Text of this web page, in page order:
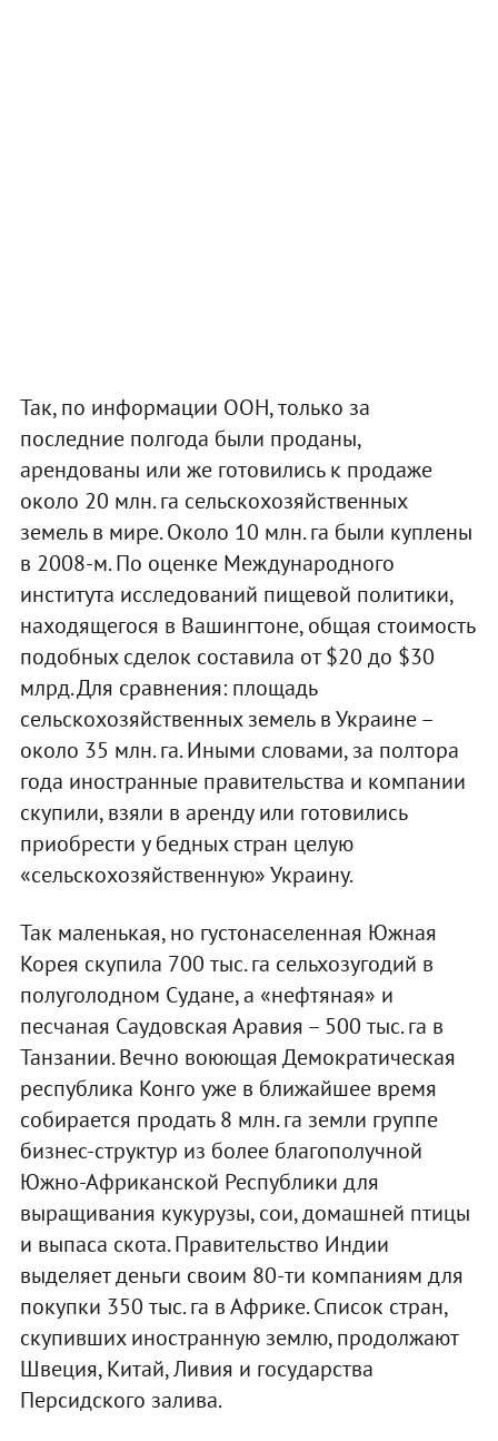
Так, по информации ООН, только за
последние полгода были проданы,
арендованы или же готовились к продаже
около 20 млн. га сельскохозяйственных
земель в мире. Около 10 млн. га были куплены
в 2008-м. По оценке Международного
института исследований пищевой политики,
находящегося в Вашингтоне, общая стоимость
подобных сделок составила от $20 до $30
млрд. Для сравнения: площадь
сельскохозяйственных земель в Украине –
около 35 млн. га. Иными словами, за полтора
года иностранные правительства и компании
скупили, взяли в аренду или готовились
приобрести у бедных стран целую
«сельскохозяйственную» Украину.
Так маленькая, но густонаселенная Южная
Корея скупила 700 тыс. га сельхозугодий в
полуголодном Судане, а «нефтяная» и
песчаная Саудовская Аравия – 500 тыс. га в
Танзании. Вечно воюющая Демократическая
республика Конго уже в ближайшее время
собирается продать 8 млн. га земли группе
бизнес-структур из более благополучной
Южно-Африканской Республики для
выращивания кукурузы, сои, домашней птицы
и выпаса скота. Правительство Индии
выделяет деньги своим 80-ти компаниям для
покупки 350 тыс. га в Африке. Список стран,
скупивших иностранную землю, продолжают
Швеция, Китай, Ливия и государства
Персидского залива.